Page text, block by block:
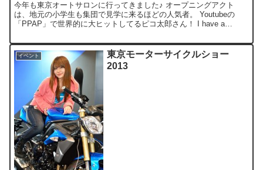
今年も東京オートサロンに行ってきました♪ オープニングアクト
は、地元の小学生も集団で見学に来るほどの人気者。 Youtubeの
「PPAP」で世界的に大ヒットしてるピコ太郎さん！ I have a
イベント
東京モーターサイクルショー
2013